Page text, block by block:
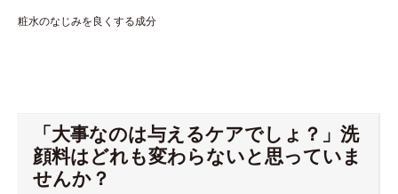
粧水のなじみを良くする成分
「大事なのは与えるケアでしょ？」洗
顔料はどれも変わらないと思っていま
せんか？